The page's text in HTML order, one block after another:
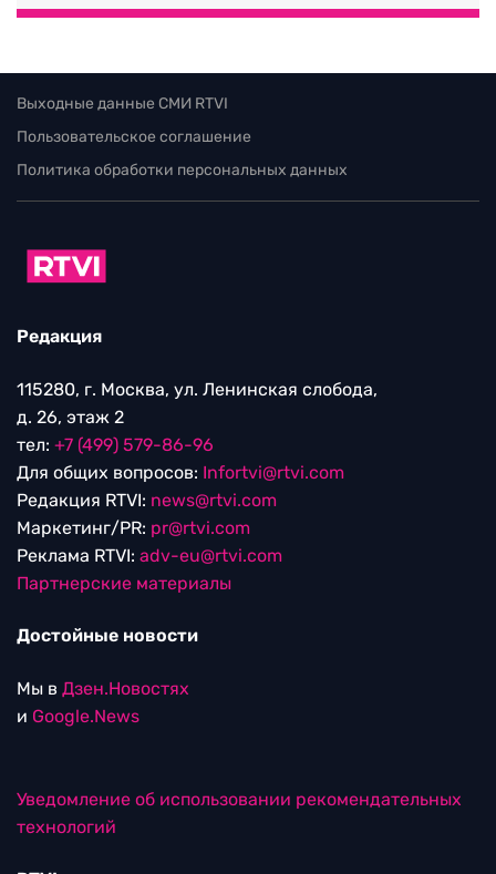
Выходные данные СМИ RTVI
Пользовательское соглашение
Политика обработки персональных данных
Редакция
115280, г. Москва, ул. Ленинская слобода,
д. 26, этаж 2
тел: +7 (499) 579-86-96
Для общих вопросов: Infortvi@rtvi.com
Редакция RTVI: news@rtvi.com
Маркетинг/PR: pr@rtvi.com
Реклама RTVI: adv-eu@rtvi.com
Партнерские материалы
Достойные новости
Мы в Дзен.Новостях
и Google.News
Уведомление об использовании рекомендательных
технологий